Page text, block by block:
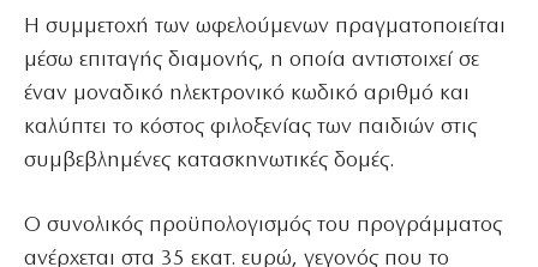
Η συμμετοχή των ωφελούμενων πραγματοποιείται
μέσω επιταγής διαμονής, η οποία αντιστοιχεί σε
έναν μοναδικό ηλεκτρονικό κωδικό αριθμό και
καλύπτει το κόστος φιλοξενίας των παιδιών στις
συμβεβλημένες κατασκηνωτικές δομές.
Ο συνολικός προϋπολογισμός του προγράμματος
ανέρχεται στα 35 εκατ. ευρώ, γεγονός που το